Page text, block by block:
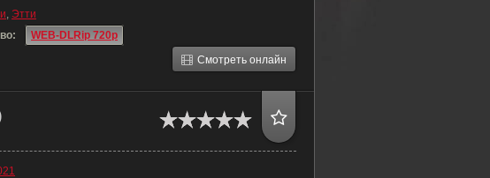
, Этти
WEB-DLRip 720p
Смотреть онлайн